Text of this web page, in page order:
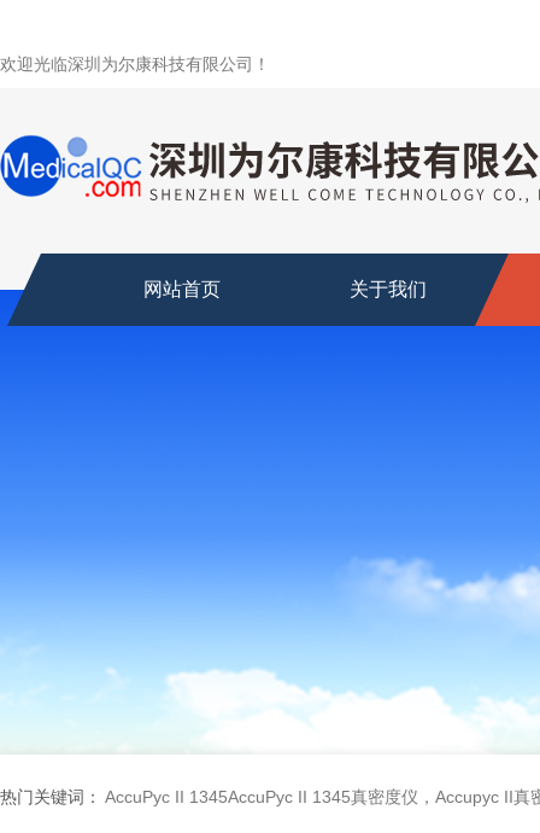
欢迎光临深圳为尔康科技有限公司！
网站首页 关于我们
热门关键词： AccuPyc II 1345AccuPyc II 1345真密度仪，Accupyc II真